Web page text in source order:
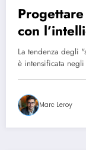
con
mito di
La tendenza degli
è intensificata
Marc Leroy